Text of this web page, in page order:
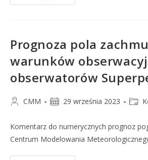
Prognoza pola
warunków
obserwatorów
CMM 29 września 2023
Komentarz do numerycznych prognoz
Centrum Modelowania